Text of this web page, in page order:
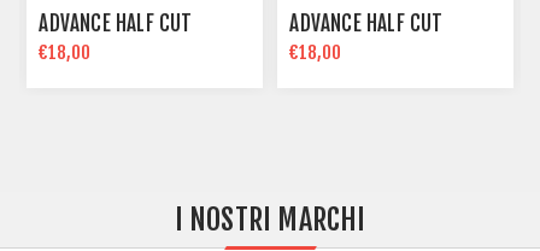
ADVANCE HALF CUT
€18,00
ADVANCE HALF CUT
€18,00
I NOSTRI MARCHI